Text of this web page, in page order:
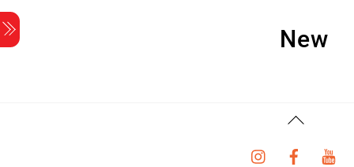
Skip
to
New
Back
Top
Instagram